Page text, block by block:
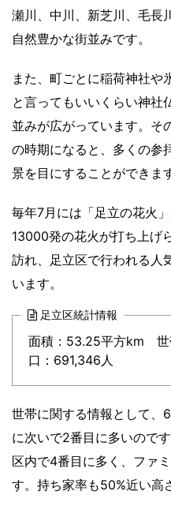
瀬川、中川、新芝川、毛長
自然豊かな街並みです。
また、町ごとに稲荷神社や
と言ってもいいくらい神社
並みが広がっています。そ
の時期になると、多くの参
景を目にすることができま
毎年7月には「足立の花火
13000発の花火が打ち上げ
訪れ、足立区で行われる人
います。
足立区統計情報
面積：53.25平方km
口：691,346人
世帯に関する情報として、
に次いで2番目に多いので
区内で4番目に多く、ファ
す。持ち家率も50%近い高